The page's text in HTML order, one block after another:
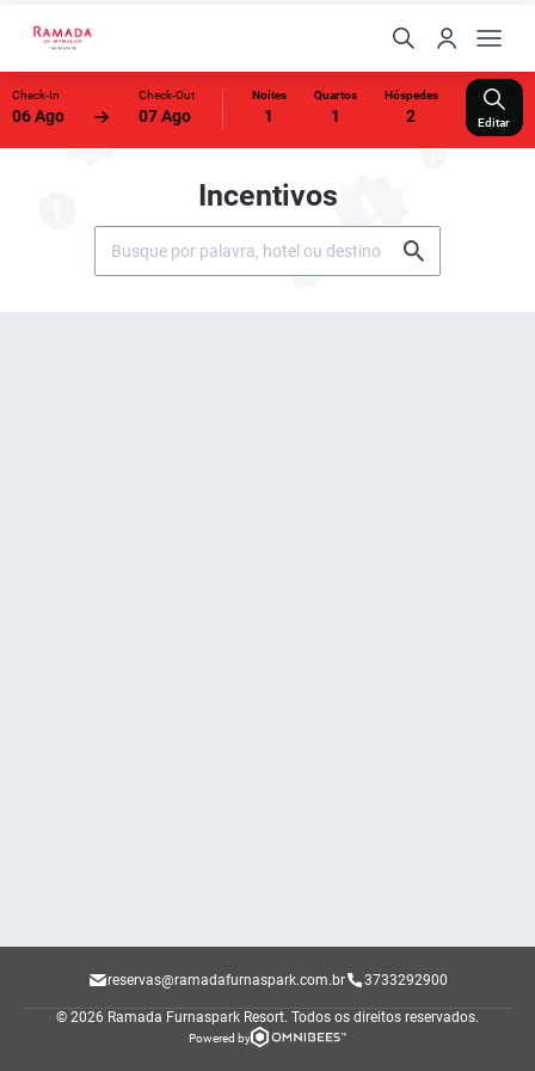
Check-In
06 Ago
Check-Out
07 Ago
Noites
1
Quartos
1
Hóspedes
2 Editar
Incentivos
reservas@ramadafurnaspark.com.br 3733292900
© 2026 Ramada Furnaspark Resort. Todos os direitos reservados.
Powered by